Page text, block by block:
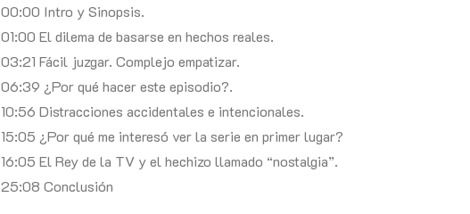
00:00 Intro y Sinopsis.
01:00 El dilema de basarse en hechos reales.
03:21 Fácil juzgar. Complejo empatizar.
06:39 ¿Por qué hacer este episodio?.
10:56 Distracciones accidentales e intencionales.
15:05 ¿Por qué me interesó ver la serie en primer lugar?
16:05 El Rey de la TV y el hechizo llamado “nostalgia”.
25:08 Conclusión